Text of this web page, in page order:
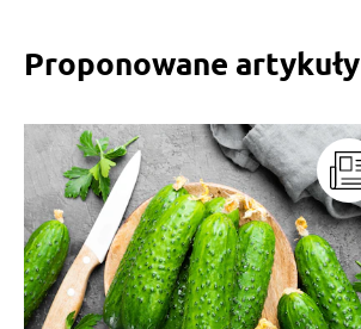
Proponowane artykuły